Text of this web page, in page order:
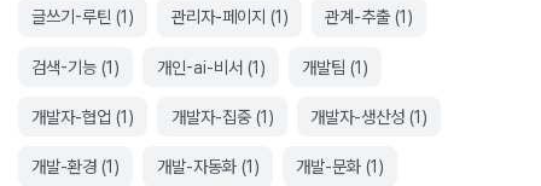
글쓰기-루틴 (1) 관리자-페이지 (1) 관계-추출(1)
검색-기능 (1) 개인-ai-비서(1) 개발팀 (1)
개발자-협업 (1) 개발자-집중(1) 개발자-생산성(1)
개발-환경 (1) 개발-자동화(1) 개발-문화(1)